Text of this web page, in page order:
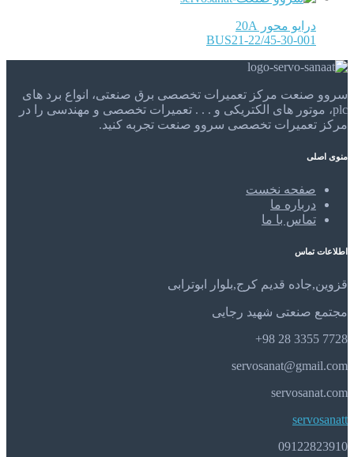
درایو محور 20A
BUS21-22/45-30-001
سروو صنعت مرکز تعمیرات تخصصی برق صنعتی، انواع برد های
plc، موتور های الکتریکی و . . . تعمیرات تخصصی و مهندسی را در
مرکز تعمیرات تخصصی سروو صنعت تجربه کنید.
منوی اصلی
صفحه نخست
درباره ما
تماس با ما
اطلاعات تماس
قزوین,جاده قدیم کرج,بلوار ابوترابی
مجتمع صنعتی شهید رجایی
7728 3355 28 98+
servosanat@gmail.com
servosanat.com
servosanatt
09122823910